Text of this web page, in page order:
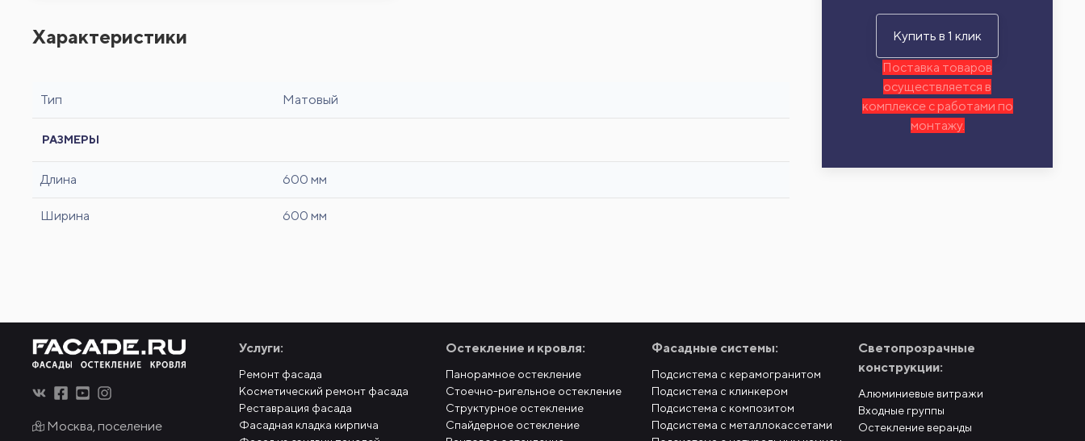
Характеристики
Тип Матовый
РАЗМЕРЫ
Длина 600 мм
Ширина 600 мм
Купить в 1 клик
Поставка товаров
осуществляется в
комплексе с работами по
монтажу.
Москва, поселение
Услуги:
Ремонт фасада
Косметический ремонт фасада
Реставрация фасада
Фасадная кладка кирпича
Остекление и кровля:
Панорамное остекление
Стоечно-ригельное остекление
Структурное остекление
Спайдерное остекление
Фасадные системы:
Подсистема с керамогранитом
Подсистема с клинкером
Подсистема с композитом
Подсистема с металлокассетами
Светопрозрачные
конструкции:
Алюминиевые витражи
Входные группы
Остекление веранды